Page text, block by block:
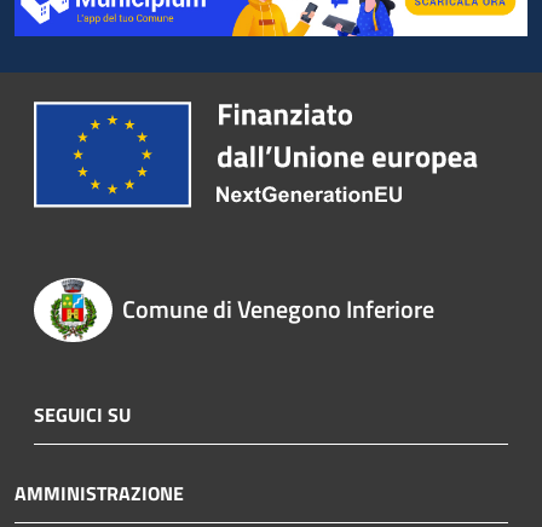
Comune di Venegono Inferiore
SEGUICI SU
AMMINISTRAZIONE